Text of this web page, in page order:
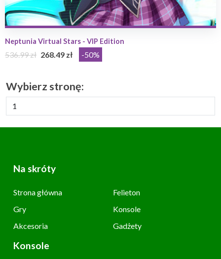
Neptunia Virtual Stars - VIP Edition
536.99 zł 268.49 zł -50%
Wybierz stronę:
Na skróty
Strona główna
Felieton
Gry
Konsole
Akcesoria
Gadżety
Konsole